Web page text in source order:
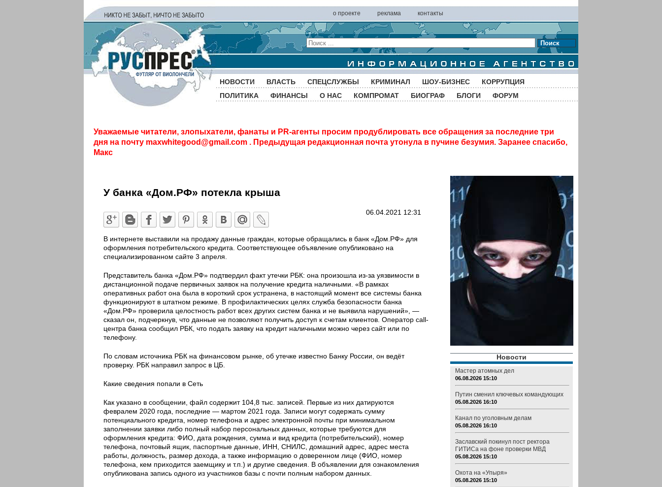
о проекте реклама контакты
Поиск
НОВОСТИ ВЛАСТЬ СПЕЦСЛУЖБЫ КРИМИНАЛ ШОУ-БИЗНЕС
КОРРУПЦИЯ
ПОЛИТИКА
ФИНАНСЫ О НАС КОМПРОМАТ БИОГРАФ БЛОГИ ФОРУМ
Уважаемые читатели, злопыхатели, фанаты и PR-агенты просим продублировать все обращения за последние три
дня на почту maxwhitegood@gmail.com . Предыдущая редакционная почта утонула в пучине безумия. Заранее спасибо,
Макс
У банка «Дом.РФ» потекла крыша
06.04.2021 12:31
В интернете выставили на продажу данные граждан, которые обращались в банк «Дом.РФ» для
оформления потребительского кредита. Соответствующее объявление опубликовано на
специализированном сайте 3 апреля.
Представитель банка «Дом.РФ» подтвердил факт утечки РБК: она произошла из-за уязвимости в
дистанционной подаче первичных заявок на получение кредита наличными. «В рамках
оперативных работ она была в короткий срок устранена, в настоящий момент все системы банка
функционируют в штатном режиме. В профилактических целях служба безопасности банка
«Дом.РФ» проверила целостность работ всех других систем банка и не выявила нарушений», —
сказал он, подчеркнув, что данные не позволяют получить доступ к счетам клиентов. Оператор call-
центра банка сообщил РБК, что подать заявку на кредит наличными можно через сайт или по
телефону.
По словам источника РБК на финансовом рынке, об утечке известно Банку России, он ведёт
проверку. РБК направил запрос в ЦБ.
Какие сведения попали в Сеть
Как указано в сообщении, файл содержит 104,8 тыс. записей. Первые из них датируются
февралем 2020 года, последние — мартом 2021 года. Записи могут содержать сумму
потенциального кредита, номер телефона и адрес электронной почты при минимальном
заполнении заявки либо полный набор персональных данных, которые требуются для
оформления кредита: ФИО, дата рождения, сумма и вид кредита (потребительский), номер
телефона, почтовый ящик, паспортные данные, ИНН, СНИЛС, домашний адрес, адрес места
работы, должность, размер дохода, а также информацию о доверенном лице (ФИО, номер
телефона, кем приходится заемщику и т.п.) и другие сведения. В объявлении для ознакомления
опубликована запись одного из участников базы с почти полным набором данных.
Новости
Мастер атомных дел
06.08.2026 15:10
Путин сменил ключевых командующих
05.08.2026 16:10
Канал по уголовным делам
05.08.2026 16:10
Заславский покинул пост ректора
ГИТИСа на фоне проверки МВД
05.08.2026 15:10
Охота на «Упыря»
05.08.2026 15:10